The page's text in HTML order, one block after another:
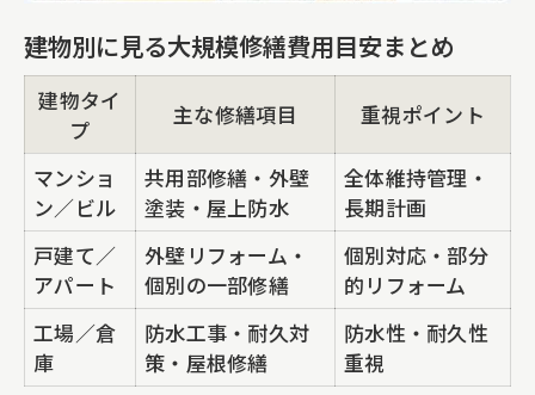
建物別に見る大規模修繕費用目安まとめ
建物タイ
プ
主な修繕項目 重視ポイント
マンショ
ン／ビル
共用部修繕・外壁
塗装・屋上防水
全体維持管理・
長期計画
戸建て／
アパート
外壁リフォーム・
個別の一部修繕
個別対応・部分
的リフォーム
工場／倉
庫
防水工事・耐久対
策・屋根修繕
防水性・耐久性
重視